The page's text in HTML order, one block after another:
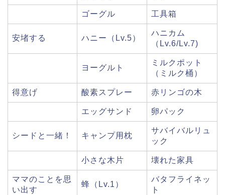
ゴーグル 工具箱
安堵する ハニー（Lv.5）
ハニカム
（Lv.6/Lv.7)
ヨーグルト
ミルクポット
（ミルク桶）
得意げ 酸素スプレー 赤リンゴの木
エッグサンド 卵パック
シードと一緒！ キャンプ用枕
サバイバルリュ
ック
小さな木片 壊れた家具
ママのことを思
い出す
蜂（Lv.1）
バタフライネッ
ト